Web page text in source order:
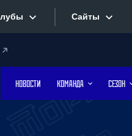
Дивизион Боброва
Лада
Сайты
НОВОСТИ КОМАНДА СЕЗОН